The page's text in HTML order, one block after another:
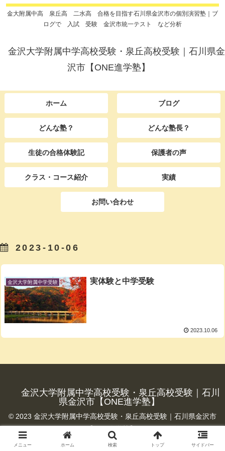
金大附属中高 泉丘高 二水高 合格を目指す石川県金沢市の個別演習塾｜ブ
ログで 入試 受験 金沢市統一テスト など分析
金沢大学附属中学高校受験・泉丘高校受験｜石川県金
沢市【ONE進学塾】
ホーム ブログ
どんな塾？ どんな塾長？
生徒の合格体験記 保護者の声
クラス・コース紹介 実績
お問い合わせ
2023-10-06
金沢大学附属中学受験 実体験と中学受験
2023.10.06
金沢大学附属中学高校受験・泉丘高校受験｜石川
県金沢市【ONE進学塾】
© 2023 金沢大学附属中学高校受験・泉丘高校受験｜石川県金沢市
【ONE進学塾】.
メニュー ホーム 検索 トップ サイドバー